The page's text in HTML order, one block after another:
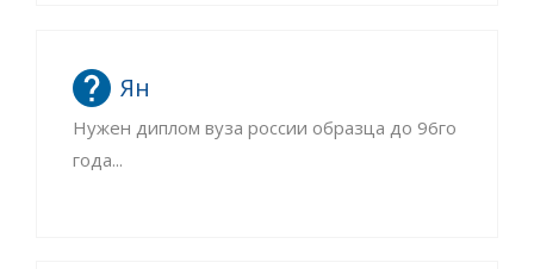
Ян
Нужен диплом вуза россии образца до 96го
года...